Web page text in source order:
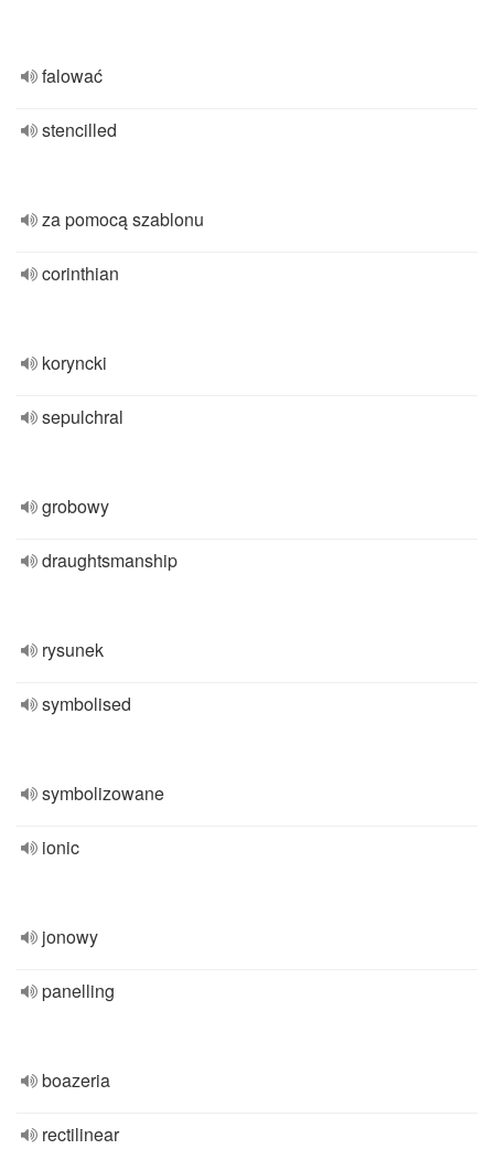
falować
stencilled
za pomocą szablonu
corinthian
koryncki
sepulchral
grobowy
draughtsmanship
rysunek
symbolised
symbolizowane
ionic
jonowy
panelling
boazeria
rectilinear